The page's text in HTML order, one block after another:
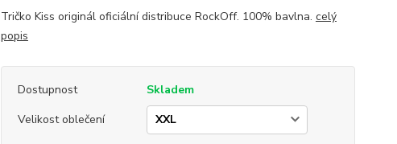
Tričko Kiss originál oficiální distribuce RockOff. 100% bavlna. celý
popis
Dostupnost
Skladem
Velikost oblečení